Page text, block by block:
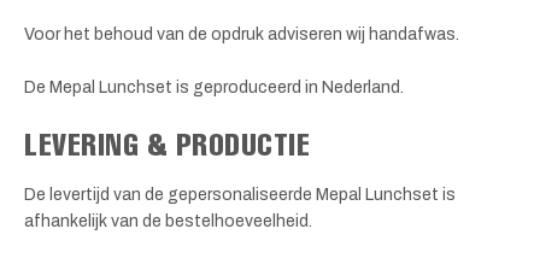
Voor het behoud van de opdruk adviseren wij handafwas.
De Mepal Lunchset is geproduceerd in Nederland.
LEVERING & PRODUCTIE
De levertijd van de gepersonaliseerde Mepal Lunchset is
afhankelijk van de bestelhoeveelheid.